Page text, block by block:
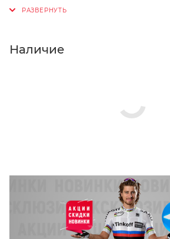
Нажмите кнопку «Оформить заказ».
Наличие